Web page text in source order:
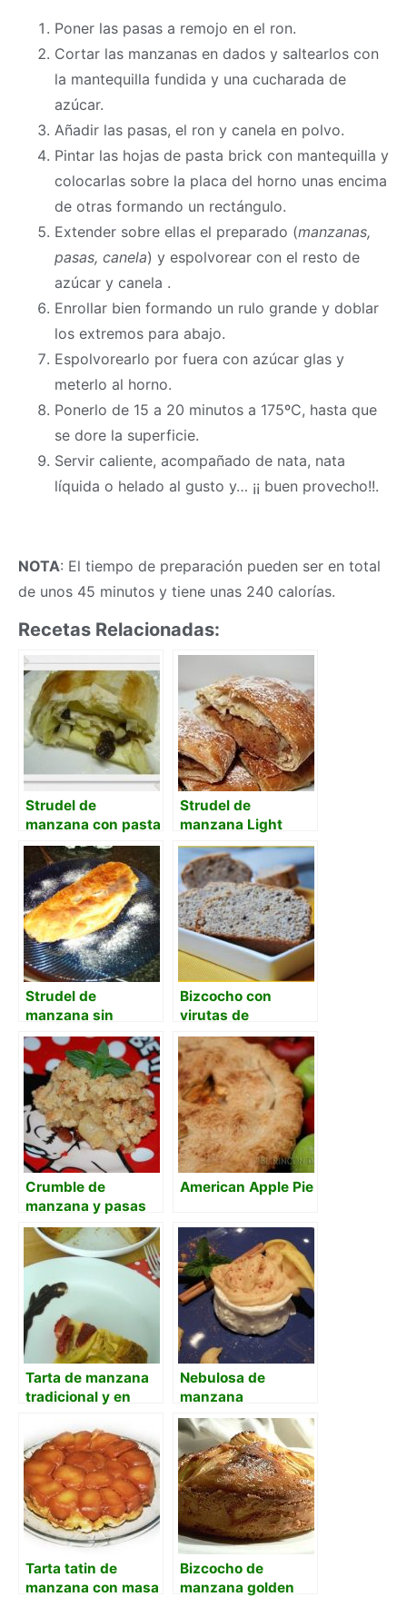
Poner las pasas a remojo en el ron.
Cortar las manzanas en dados y saltearlos con
la mantequilla fundida y una cucharada de
azúcar.
Añadir las pasas, el ron y canela en polvo.
Pintar las hojas de pasta brick con mantequilla y
colocarlas sobre la placa del horno unas encima
de otras formando un rectángulo.
Extender sobre ellas el preparado (manzanas,
pasas, canela) y espolvorear con el resto de
azúcar y canela .
Enrollar bien formando un rulo grande y doblar
los extremos para abajo.
Espolvorearlo por fuera con azúcar glas y
meterlo al horno.
Ponerlo de 15 a 20 minutos a 175ºC, hasta que
se dore la superficie.
Servir caliente, acompañado de nata, nata
líquida o helado al gusto y… ¡¡ buen provecho!!.
NOTA: El tiempo de preparación pueden ser en total
de unos 45 minutos y tiene unas 240 calorías.
Recetas Relacionadas:
Strudel de
manzana con pasta
filo y almendras
Strudel de
manzana Light
Strudel de
manzana sin
azúcar
Bizcocho con
virutas de
chocolate y polvo
de naranja
Crumble de
manzana y pasas
American Apple Pie
Tarta de manzana
tradicional y en
Nebulosa de
manzana
Tarta tatin de
manzana con masa
Bizcocho de
manzana golden